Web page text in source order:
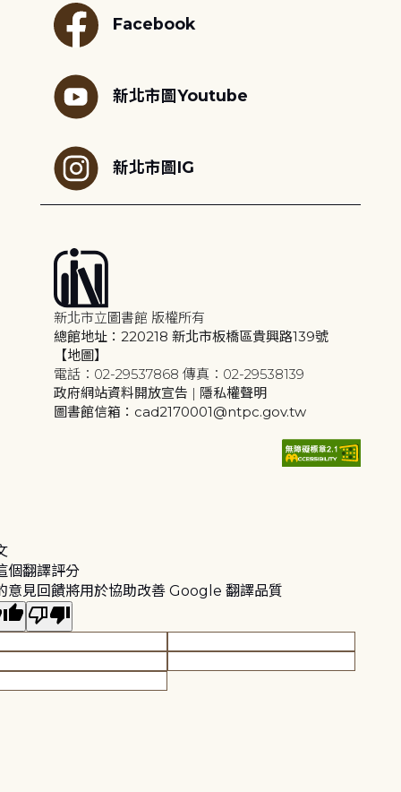
Facebook
新北市圖Youtube
新北市圖IG
新北市立圖書館 版權所有
總館地址：220218 新北市板橋區貴興路139號
【地圖】
電話：02-29537868 傳真：02-29538139
政府網站資料開放宣告 | 隱私權聲明
圖書館信箱：cad2170001@ntpc.gov.tw
個翻譯評分
意見回饋將用於協助改善 Google 翻譯品質